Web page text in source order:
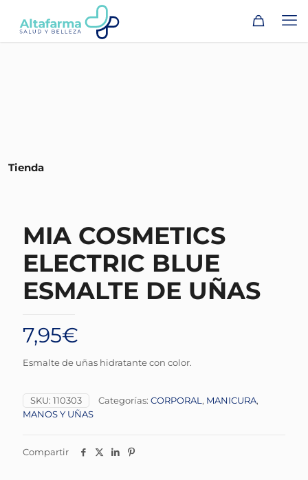
Tienda
MIA COSMETICS
ELECTRIC BLUE
ESMALTE DE UÑAS
7,95€
Esmalte de uñas hidratante con color.
SKU: 110303 Categorías: CORPORAL , MANICURA,
MANOS Y UÑAS
Compartir